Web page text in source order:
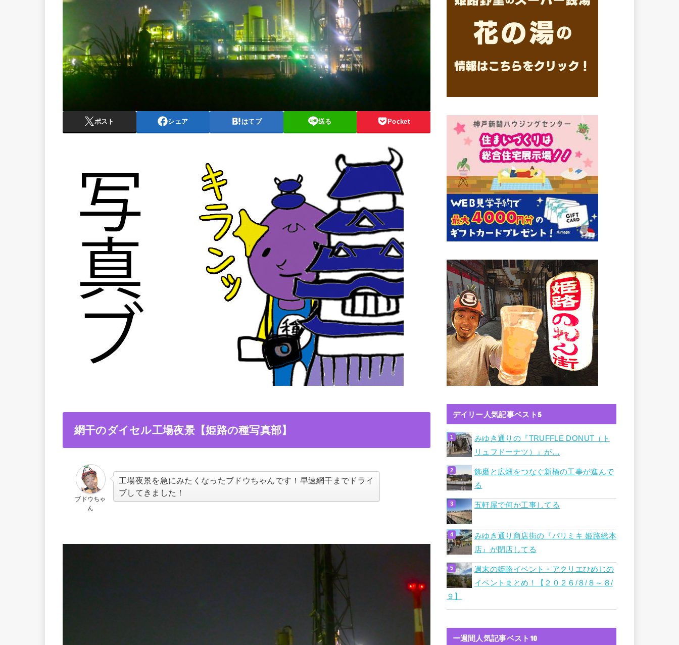
ポスト シェア はてブ 送る Pocket
網干のダイセル工場夜景【姫路の種写真部】
ブドウちゃ
ん
工場夜景を急にみたくなったブドウちゃんです！早速網干までドライ
ブしてきました！
デイリー人気記事ベスト5
みゆき通りの『TRUFFLE DONUT（ト
リュフドーナツ）』が…
飾磨と広畑をつなぐ新橋の工事が進んで
る
五軒屋で何か工事してる
みゆき通り商店街の『パリミキ 姫路総本
店』が閉店してる
週末の姫路イベント・アクリエひめじの
イベントまとめ！【２０２６/８/８～８/
９】
ー週間人気記事ベスト10